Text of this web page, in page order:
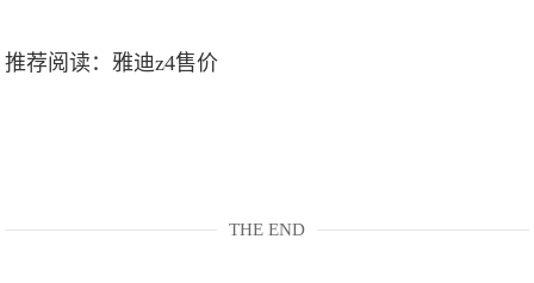
推荐阅读：雅迪z4售价
THE END